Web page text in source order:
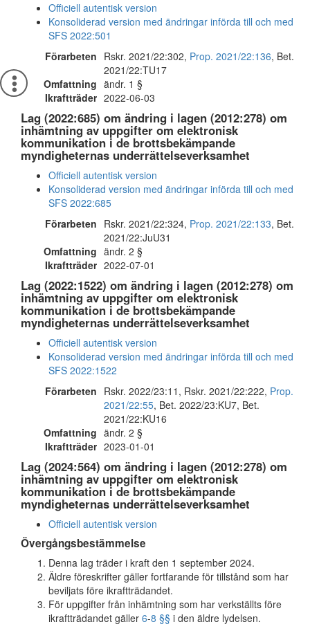
Officiell autentisk version
Konsoliderad version med ändringar införda till och med
SFS 2022:501
Förarbeten Rskr. 2021/22:302, Prop. 2021/22:136, Bet.
2021/22:TU17
Omfattning ändr. 1 §
Ikraftträder 2022-06-03
Lag (2022:685) om ändring i lagen (2012:278) om
inhämtning av uppgifter om elektronisk
kommunikation i de brottsbekämpande
myndigheternas underrättelseverksamhet
Officiell autentisk version
Konsoliderad version med ändringar införda till och med
SFS 2022:685
Förarbeten Rskr. 2021/22:324, Prop. 2021/22:133, Bet.
2021/22:JuU31
Omfattning ändr. 2 §
Ikraftträder 2022-07-01
Lag (2022:1522) om ändring i lagen (2012:278) om
inhämtning av uppgifter om elektronisk
kommunikation i de brottsbekämpande
myndigheternas underrättelseverksamhet
Officiell autentisk version
Konsoliderad version med ändringar införda till och med
SFS 2022:1522
Förarbeten Rskr. 2022/23:11, Rskr. 2021/22:222, Prop.
2021/22:55, Bet. 2022/23:KU7, Bet.
2021/22:KU16
Omfattning ändr. 2 §
Ikraftträder 2023-01-01
Lag (2024:564) om ändring i lagen (2012:278) om
inhämtning av uppgifter om elektronisk
kommunikation i de brottsbekämpande
myndigheternas underrättelseverksamhet
Officiell autentisk version
Övergångsbestämmelse
Denna lag träder i kraft den 1 september 2024.
Äldre föreskrifter gäller fortfarande för tillstånd som har
beviljats före ikraftträdandet.
För uppgifter från inhämtning som har verkställts före
ikraftträdandet gäller 6-8 §§ i den äldre lydelsen.